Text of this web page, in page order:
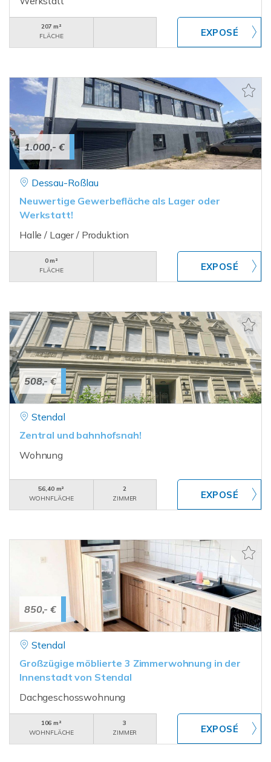
207 m²
FLÄCHE
1.000,- €
Dessau-Roßlau
Neuwertige Gewerbefläche als Lager oder
Werkstatt!
Halle / Lager / Produktion
0 m²
FLÄCHE
508,- €
Stendal
Zentral und bahnhofsnah!
Wohnung
56,40 m²
WOHNFLÄCHE
2
ZIMMER
850,- €
Stendal
Großzügige möblierte 3 Zimmerwohnung in der
Innenstadt von Stendal
Dachgeschosswohnung
106 m²
WOHNFLÄCHE
3
ZIMMER